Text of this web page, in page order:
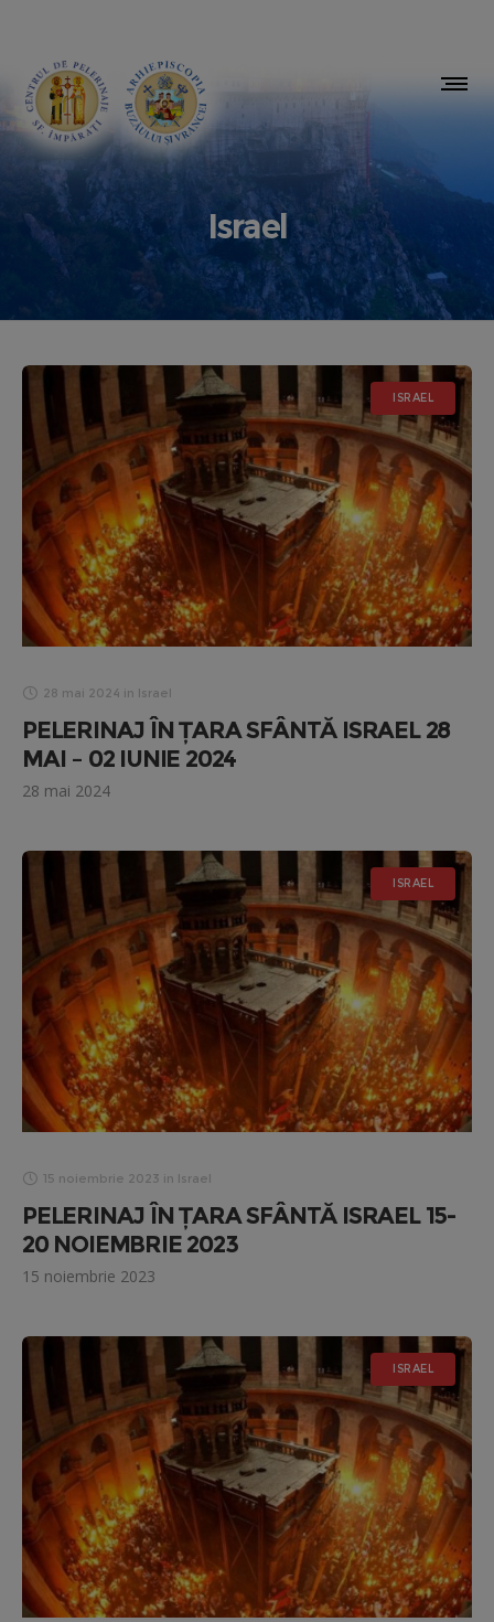
Israel
ISRAEL
28 mai 2024 in Israel
PELERINAJ ÎN ȚARA SFÂNTĂ ISRAEL 28
MAI – 02 IUNIE 2024
28 mai 2024
ISRAEL
15 noiembrie 2023 in Israel
PELERINAJ ÎN ȚARA SFÂNTĂ ISRAEL 15-
20 NOIEMBRIE 2023
15 noiembrie 2023
ISRAEL